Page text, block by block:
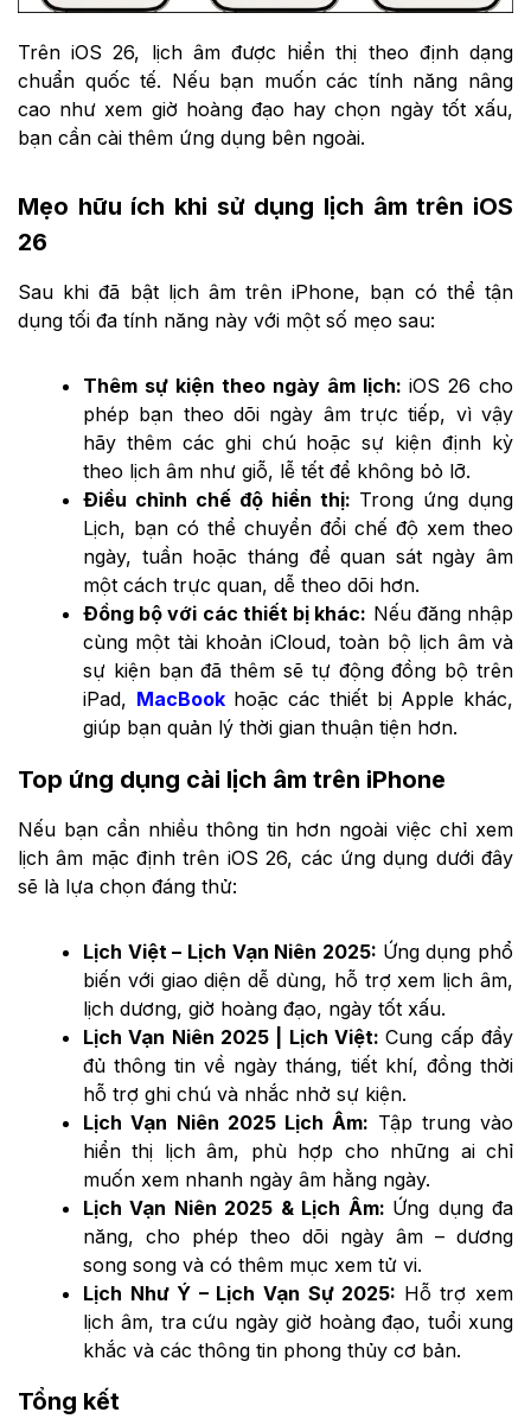
Trên iOS 26, lịch âm được hiển thị theo định dạng
chuẩn quốc tế. Nếu bạn muốn các tính năng nâng
cao như xem giờ hoàng đạo hay chọn ngày tốt xấu,
bạn cần cài thêm ứng dụng bên ngoài.
Mẹo hữu ích khi sử dụng lịch âm trên iOS
26
Sau khi đã bật lịch âm trên iPhone, bạn có thể tận
dụng tối đa tính năng này với một số mẹo sau:
Thêm sự kiện theo ngày âm lịch: iOS 26 cho
phép bạn theo dõi ngày âm trực tiếp, vì vậy
hãy thêm các ghi chú hoặc sự kiện định kỳ
theo lịch âm như giỗ, lễ tết để không bỏ lỡ.
Điều chỉnh chế độ hiển thị: Trong ứng dụng
Lịch, bạn có thể chuyển đổi chế độ xem theo
ngày, tuần hoặc tháng để quan sát ngày âm
một cách trực quan, dễ theo dõi hơn.
Đồng bộ với các thiết bị khác: Nếu đăng nhập
cùng một tài khoản iCloud, toàn bộ lịch âm và
sự kiện bạn đã thêm sẽ tự động đồng bộ trên
iPad, MacBookhoặc các thiết bị Apple khác,
giúp bạn quản lý thời gian thuận tiện hơn.
Top ứng dụng cài lịch âm trên iPhone
Nếu bạn cần nhiều thông tin hơn ngoài việc chỉ xem
lịch âm mặc định trên iOS 26, các ứng dụng dưới đây
sẽ là lựa chọn đáng thử:
Lịch Việt – Lịch Vạn Niên 2025: Ứng dụng phổ
biến với giao diện dễ dùng, hỗ trợ xem lịch âm,
lịch dương, giờ hoàng đạo, ngày tốt xấu.
Lịch Vạn Niên 2025 | Lịch Việt:Cung cấp đầy
đủ thông tin về ngày tháng, tiết khí, đồng thời
hỗ trợ ghi chú và nhắc nhở sự kiện.
Lịch Vạn Niên 2025 Lịch Âm: Tập trung vào
hiển thị lịch âm, phù hợp cho những ai chỉ
muốn xem nhanh ngày âm hằng ngày.
Lịch Vạn Niên 2025 & Lịch Âm: Ứng dụng đa
năng, cho phép theo dõi ngày âm – dương
song song và có thêm mục xem tử vi.
Lịch Như Ý – Lịch Vạn Sự 2025: Hỗ trợ xem
lịch âm, tra cứu ngày giờ hoàng đạo, tuổi xung
khắc và các thông tin phong thủy cơ bản.
Tổng kết